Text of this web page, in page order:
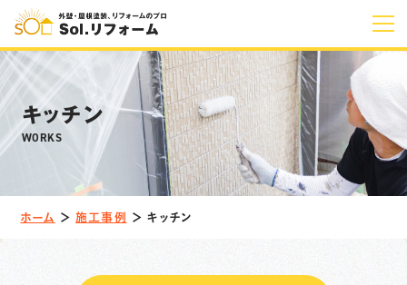
Solの特長
KFスーパー ウレアコート
プレミアムコート無機シリーズ
外壁塗装
キッチン
WORKS
ホーム ＞施工事例 ＞キッチン